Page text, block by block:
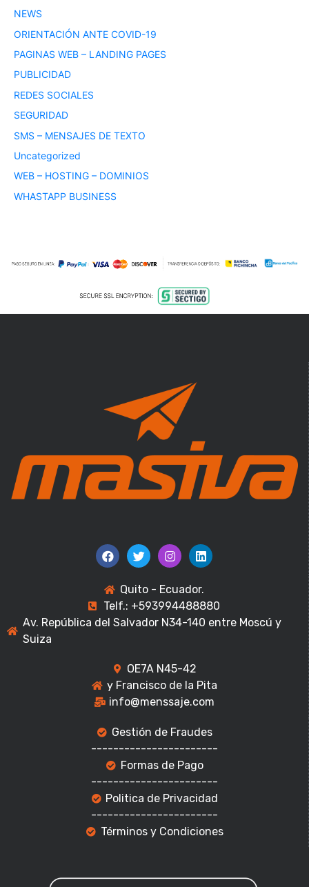
NEWS
ORIENTACIÓN ANTE COVID-19
PAGINAS WEB – LANDING PAGES
PUBLICIDAD
REDES SOCIALES
SEGURIDAD
SMS – MENSAJES DE TEXTO
Uncategorized
WEB – HOSTING – DOMINIOS
WHASTAPP BUSINESS
Quito - Ecuador.
Telf.: +593994488880
Av. República del Salvador N34-140 entre Moscú y
Suiza
OE7A N45-42
y Francisco de la Pita
info@menssaje.com
Gestión de Fraudes
-----------------------
Formas de Pago
-----------------------
Politica de Privacidad
-----------------------
Términos y Condiciones